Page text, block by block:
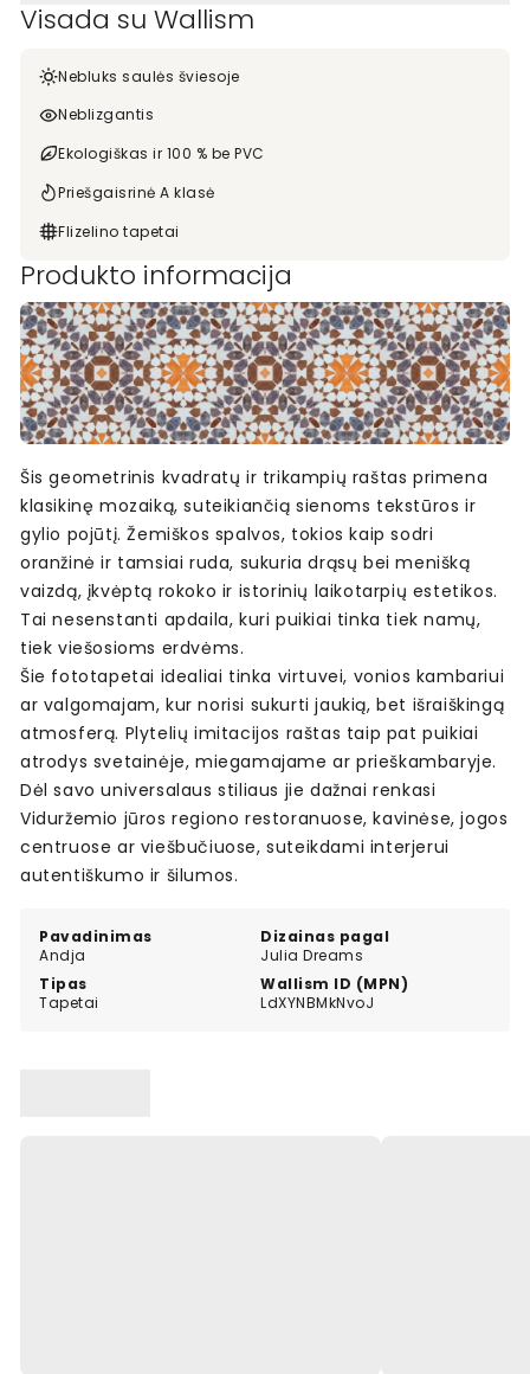
Visada su Wallism
Nebluks saulės šviesoje
Neblizgantis
Ekologiškas ir 100 % be PVC
Priešgaisrinė A klasė
Flizelino tapetai
Produkto informacija
Pavadinimas
Andja
Dizainas pagal
Julia Dreams
Tipas
Tapetai
Wallism ID (MPN)
LdXYNBMkNvoJ
Šis geometrinis kvadratų ir trikampių raštas primena
klasikinę mozaiką, suteikiančią sienoms tekstūros ir
gylio pojūtį. Žemiškos spalvos, tokios kaip sodri
oranžinė ir tamsiai ruda, sukuria drąsų bei menišką
vaizdą, įkvėptą rokoko ir istorinių laikotarpių estetikos.
Tai nesenstanti apdaila, kuri puikiai tinka tiek namų,
tiek viešosioms erdvėms.
Šie fototapetai idealiai tinka virtuvei, vonios kambariui
ar valgomajam, kur norisi sukurti jaukią, bet išraiškingą
atmosferą. Plytelių imitacijos raštas taip pat puikiai
atrodys svetainėje, miegamajame ar prieškambaryje.
Dėl savo universalaus stiliaus jie dažnai renkasi
Viduržemio jūros regiono restoranuose, kavinėse, jogos
centruose ar viešbučiuose, suteikdami interjerui
autentiškumo ir šilumos.